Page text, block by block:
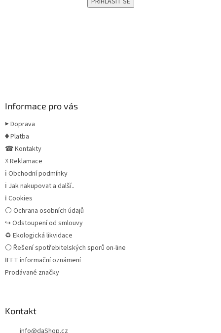
Informace pro vás
▶ Doprava
♦ Platba
☎ Kontakty
☓ Reklamace
ℹ Obchodní podmínky
ℹ Jak nakupovat a další..
ℹ Cookies
⚪ Ochrana osobních údajů
↪ Odstoupení od smlouvy
♻ Ekologická likvidace
⚪ Řešení spotřebitelských sporů on-line
ℹEET informační oznámení
Prodávané značky
Kontakt